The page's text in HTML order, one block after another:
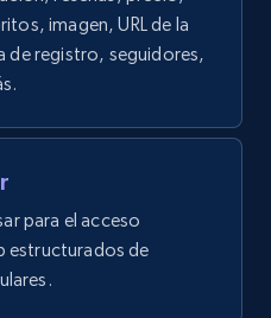
imagen, URL de la
de registro, seguidores,
para el acceso
estructurados de